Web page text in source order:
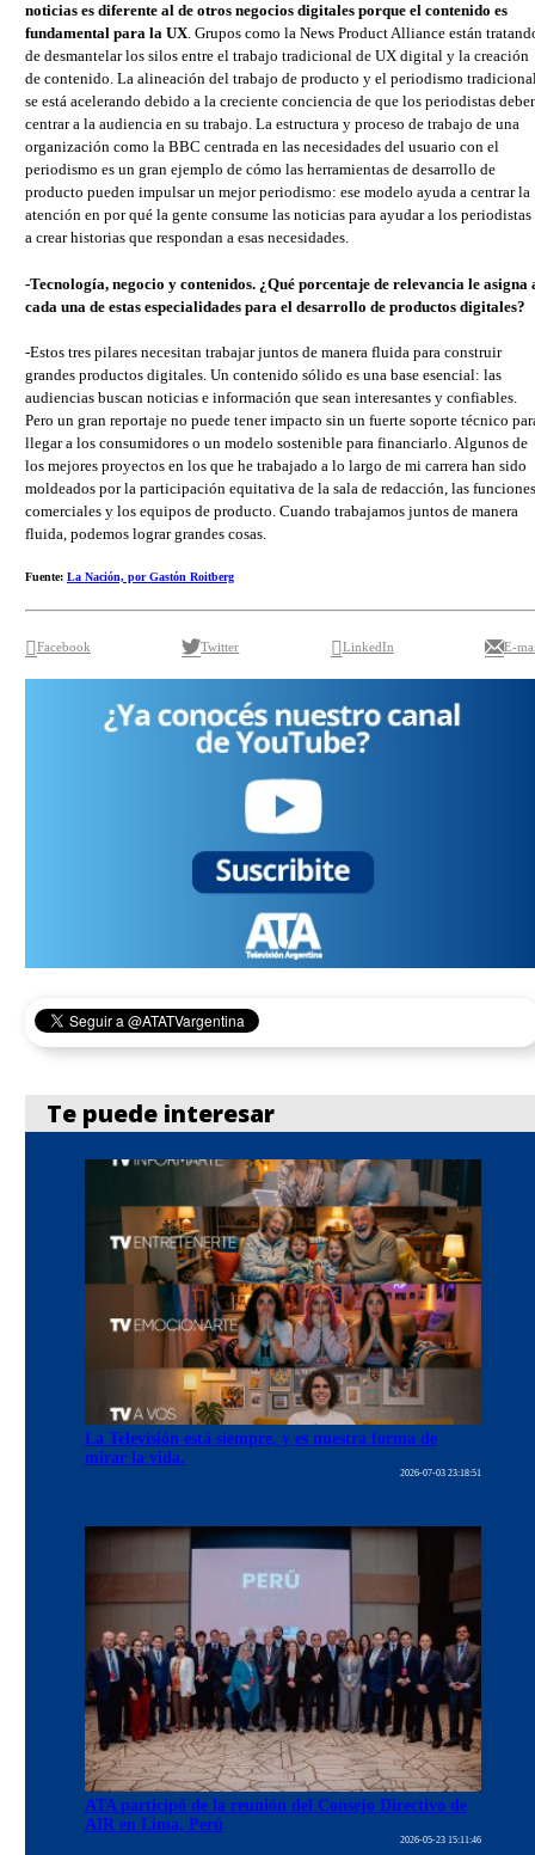
noticias es diferente al de otros negocios digitales porque el contenido es
fundamental para la UX. Grupos como la News Product Alliance están
de desmantelar los silos entre el trabajo tradicional de UX digital y la creación
de contenido. La alineación del trabajo de producto y el periodismo
se está acelerando debido a la creciente conciencia de que los periodistas
centrar a la audiencia en su trabajo. La estructura y proceso de trabajo de una
organización como la BBC centrada en las necesidades del usuario con el
periodismo es un gran ejemplo de cómo las herramientas de desarrollo de
producto pueden impulsar un mejor periodismo: ese modelo ayuda a centrar la
atención en por qué la gente consume las noticias para ayudar a los periodistas
a crear historias que respondan a esas necesidades.
-Tecnología, negocio y contenidos. ¿Qué porcentaje de relevancia le asigna
cada una de estas especialidades para el desarrollo de productos digitales?
-Estos tres pilares necesitan trabajar juntos de manera fluida para construir
grandes productos digitales. Un contenido sólido es una base esencial: las
audiencias buscan noticias e información que sean interesantes y confiables.
Pero un gran reportaje no puede tener impacto sin un fuerte soporte técnico
llegar a los consumidores o un modelo sostenible para financiarlo. Algunos de
los mejores proyectos en los que he trabajado a lo largo de mi carrera han sido
moldeados por la participación equitativa de la sala de redacción, las funciones
comerciales y los equipos de producto. Cuando trabajamos juntos de manera
fluida, podemos lograr grandes cosas.
Fuente: La Nación, por Gastón Roitberg
Facebook Twitter LinkedIn E-
Te puede interesar
La Televisión está siempre, y es nuestra forma de
mirar la vida.
2026-07-03 23:18:51
ATA participó de la reunión del Consejo Directivo de
AIR en Lima, Perú
2026-05-23 15:11:46